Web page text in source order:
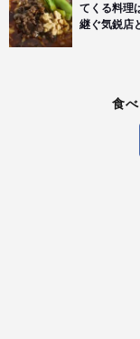
てくる料理
継ぐ気鋭店
食